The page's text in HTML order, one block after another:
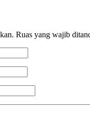
Ruas yang wajib